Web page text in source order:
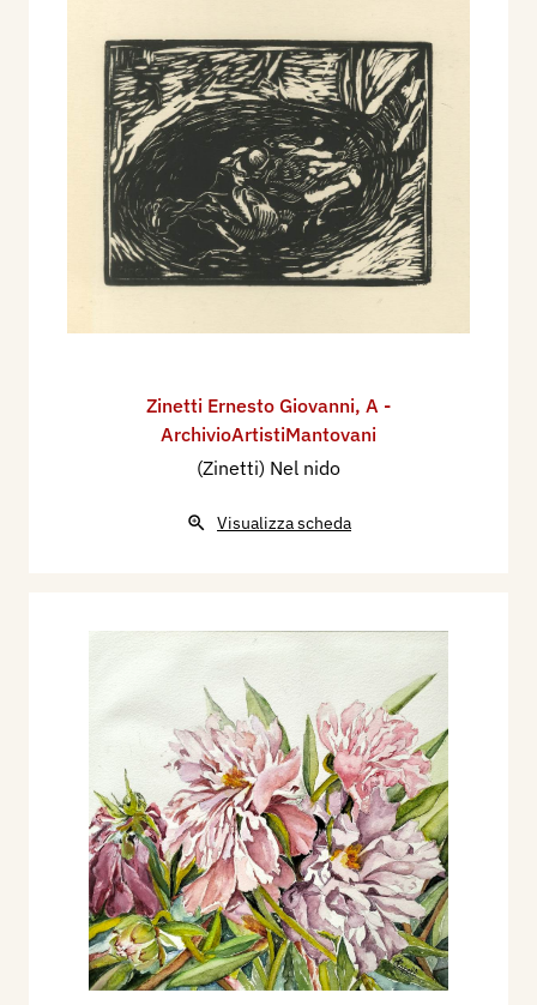
Zinetti Ernesto Giovanni, A -
ArchivioArtistiMantovani
(Zinetti) Nel nido
Visualizza scheda